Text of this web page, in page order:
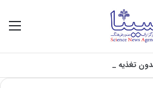
تغذیه خطرناک می‌شود